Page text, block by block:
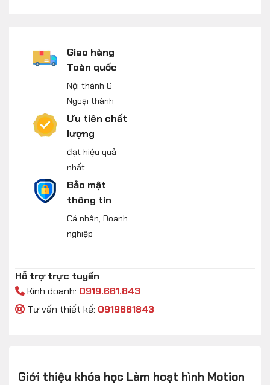
Giao hàng
Toàn quốc
Nội thành &
Ngoại thành
Ưu tiên chất
lượng
đạt hiệu quả
nhất
Bảo mật
thông tin
Cá nhân, Doanh
nghiệp
Hỗ trợ trực tuyến
Kinh doanh: 0919.661.843
Tư vấn thiết kế: 0919661843
Giới thiệu khóa học Làm hoạt hình Motion